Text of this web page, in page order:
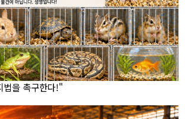
법을 촉구한다!"